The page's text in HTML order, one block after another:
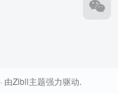
· 由Zibll主题强力驱动.